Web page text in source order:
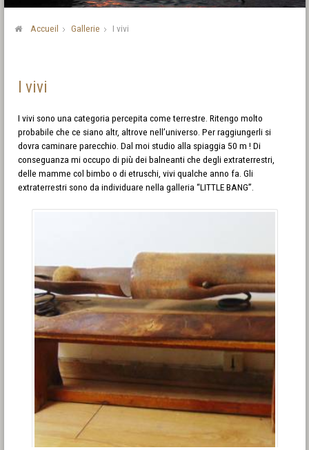
Accueil Gallerie I vivi
I vivi
I vivi sono una categoria percepita come terrestre. Ritengo molto
probabile che ce siano altr, altrove nell’universo. Per raggiungerli si
dovra caminare parecchio. Dal moi studio alla spiaggia 50 m ! Di
conseguanza mi occupo di più dei balneanti che degli extraterrestri,
delle mamme col bimbo o di etruschi, vivi qualche anno fa. Gli
extraterrestri sono da individuare nella galleria “LITTLE BANG”.